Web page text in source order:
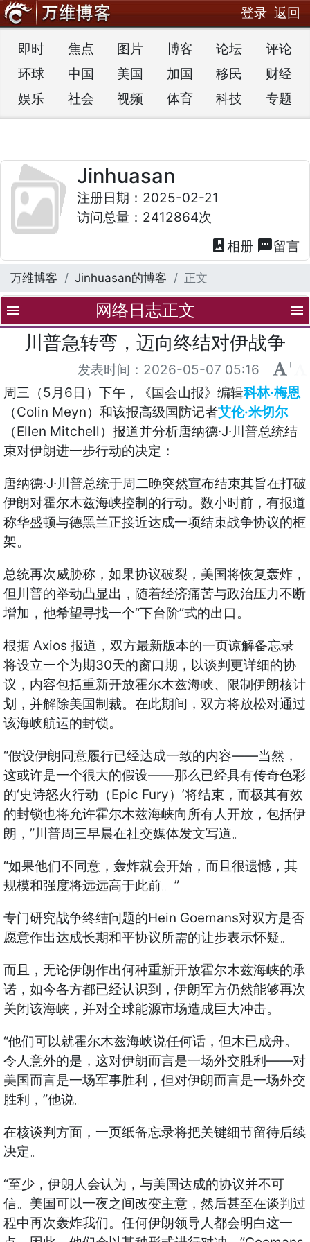
登录 返回
即时 焦点 图片 博客 论坛
评论
环球
中国 美国 加国 移民
财经
娱乐
社会 视频 体育 科技 专题
Jinhuasan
注册日期：2025-02-21
访问总量：2412864次
photo_album 相册 textsms留言
万维博客 Jinhuasan的博客 正文
menu 网络日志正文 menu
川普急转弯，迈向终结对伊战争
发表时间： 2026-05-07 05:16 +
周三（5 月 6 日）下午，《国会山报》编辑科林·梅恩
（Colin Meyn）和该报高级国防记者艾伦·米切尔
（Ellen Mitchell ）报道并分析唐纳德·J·川普总统结
束对伊朗进一步行动的决定：
唐纳德·J·川普总统于周二晚突然宣布结束其旨在打破
伊朗对霍尔木兹海峡控制的行动。数小时前，有报道
称华盛顿与德黑兰正接近达成一项结束战争协议的框
架。
总统再次威胁称，如果协议破裂，美国将恢复轰炸，
但川普的举动凸显出，随着经济痛苦与政治压力不断
增加，他希望寻找一个“下台阶”式的出口。
根据Axios 报道，双方最新版本的一页谅解备忘录
将设立一个为期30天的窗口期，以谈判更详细的协
议，内容包括重新开放霍尔木兹海峡、限制伊朗核计
划，并解除美国制裁。在此期间，双方将放松对通过
该海峡航运的封锁。
“假设伊朗同意履行已经达成一致的内容——当然，
这或许是一个很大的假设——那么已经具有传奇色彩
的‘史诗怒火行动（Epic Fury） ’将结束，而极其有效
的封锁也将允许霍尔木兹海峡向所有人开放，包括伊
朗， ”川普周三早晨在社交媒体发文写道。
“如果他们不同意，轰炸就会开始，而且很遗憾，其
规模和强度将远远高于此前。 ”
专门研究战争终结问题的Hein Goemans对双方是否
愿意作出达成长期和平协议所需的让步表示怀疑。
而且，无论伊朗作出何种重新开放霍尔木兹海峡的承
诺，如今各方都已经认识到，伊朗军方仍然能够再次
关闭该海峡，并对全球能源市场造成巨大冲击。
“他们可以就霍尔木兹海峡说任何话，但木已成舟。
令人意外的是，这对伊朗而言是一场外交胜利 ——对
美国而言是一场军事胜利，但对伊朗而言是一场外交
胜利， ”他说。
在核谈判方面，一页纸备忘录将把关键细节留待后续
决定。
“至少，伊朗人会认为，与美国达成的协议并不可
信。美国可以一夜之间改变主意，然后甚至在谈判过
程中再次轰炸我们。任何伊朗领导人都会明白这一